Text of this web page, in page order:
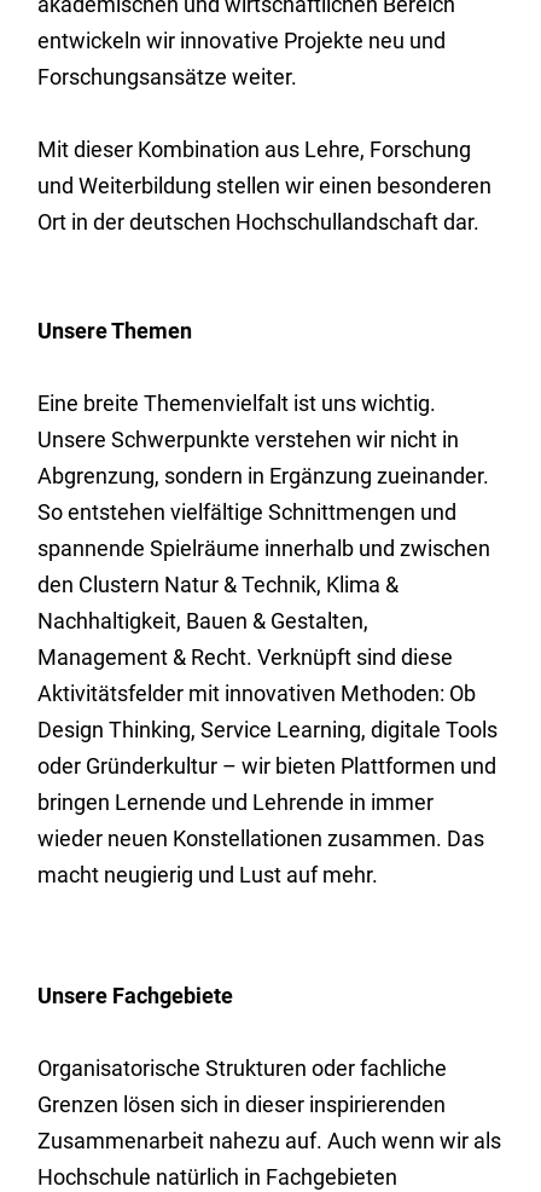
entwickeln wir innovative Projekte neu und
Forschungsansätze weiter.
Mit dieser Kombination aus Lehre, Forschung
und Weiterbildung stellen wir einen besonderen
Ort in der deutschen Hochschullandschaft dar.
Unsere Themen
Eine breite Themenvielfalt ist uns wichtig.
Unsere Schwerpunkte verstehen wir nicht in
Abgrenzung, sondern in Ergänzung zueinander.
So entstehen vielfältige Schnittmengen und
spannende Spielräume innerhalb und zwischen
den Clustern Natur & Technik, Klima &
Nachhaltigkeit, Bauen & Gestalten,
Management & Recht. Verknüpft sind diese
Aktivitätsfelder mit innovativen Methoden: Ob
Design Thinking, Service Learning, digitale Tools
oder Gründerkultur – wir bieten Plattformen und
bringen Lernende und Lehrende in immer
wieder neuen Konstellationen zusammen. Das
macht neugierig und Lust auf mehr.
Unsere Fachgebiete
Organisatorische Strukturen oder fachliche
Grenzen lösen sich in dieser inspirierenden
Zusammenarbeit nahezu auf. Auch wenn wir als
Hochschule natürlich in Fachgebieten